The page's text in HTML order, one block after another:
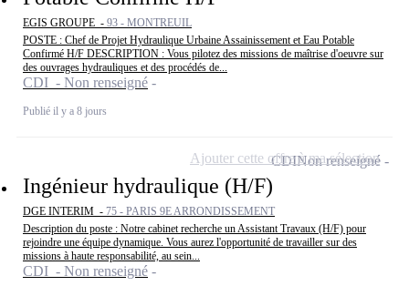
EGIS GROUPE - 93 - MONTREUIL
POSTE : Chef de Projet Hydraulique Urbaine Assainissement et Eau Potable
Confirmé H/F DESCRIPTION : Vous pilotez des missions de maîtrise d'oeuvre sur
des ouvrages hydrauliques et des procédés de...
CDI - Non renseigné
Publié il y a 8 jours
Ingénieur hydraulique (H/F)
DGE INTERIM - 75 - PARIS 9E ARRONDISSEMENT
Description du poste : Notre cabinet recherche un Assistant Travaux (H/F) pour
rejoindre une équipe dynamique. Vous aurez l'opportunité de travailler sur des
missions à haute responsabilité, au sein...
CDI - Non renseigné
CDINon renseigné
Ajouter cette offre à ma sélection